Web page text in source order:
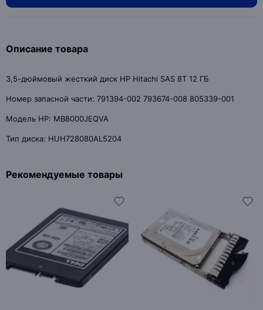
Описание товара
3,5-дюймовый жесткий диск HP Hitachi SAS 8T 12 ГБ
Номер запасной части: 791394-002 793674-008 805339-001
Модель HP: MB8000JEQVA
Тип диска: HUH728080AL5204
Рекомендуемые товары